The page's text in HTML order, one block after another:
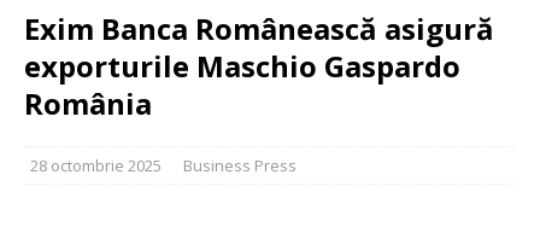
Exim Banca Românească asigură
exporturile Maschio Gaspardo
România
28 octombrie 2025 Business Press